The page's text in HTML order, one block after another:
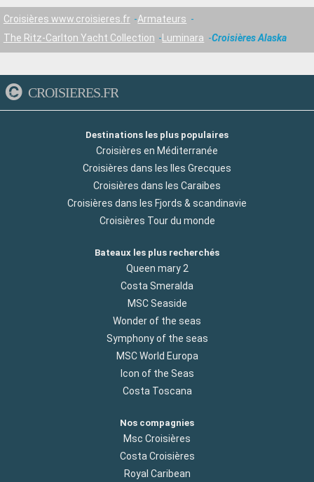
Croisières www.croisieres.fr
Armateurs
The Ritz-Carlton Yacht Collection
Luminara Croisières Alaska
CROISIERES.FR
Destinations les plus populaires
Croisières en Méditerranée
Croisières dans les Iles Grecques
Croisières dans les Caraibes
Croisières dans les Fjords & scandinavie
Croisières Tour du monde
Bateaux les plus recherchés
Queen mary 2
Costa Smeralda
MSC Seaside
Wonder of the seas
Symphony of the seas
MSC World Europa
Icon of the Seas
Costa Toscana
Nos compagnies
Msc Croisières
Costa Croisières
Royal Caribean